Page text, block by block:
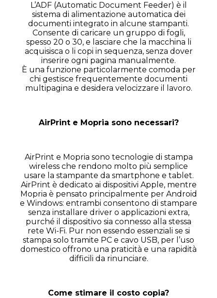
L’ADF (Automatic Document Feeder) è il
sistema di alimentazione automatica dei
documenti integrato in alcune stampanti.
Consente di caricare un gruppo di fogli,
spesso 20 o 30, e lasciare che la macchina li
acquisisca o li copi in sequenza, senza dover
inserire ogni pagina manualmente.
È una funzione particolarmente comoda per
chi gestisce frequentemente documenti
multipagina e desidera velocizzare il lavoro.
AirPrint e Mopria sono necessari?
AirPrint e Mopria sono tecnologie di stampa
wireless che rendono molto più semplice
usare la stampante da smartphone e tablet.
AirPrint è dedicato ai dispositivi Apple, mentre
Mopria è pensato principalmente per Android
e Windows: entrambi consentono di stampare
senza installare driver o applicazioni extra,
purché il dispositivo sia connesso alla stessa
rete Wi-Fi. Pur non essendo essenziali se si
stampa solo tramite PC e cavo USB, per l’uso
domestico offrono una praticità e una rapidità
difficili da rinunciare.
Come stimare il costo copia?